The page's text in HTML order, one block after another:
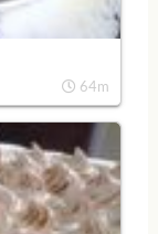
64m